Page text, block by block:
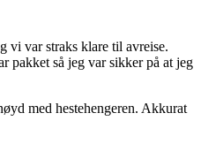
vi var straks klare til avreise.
pakket så jeg var sikker på at jeg
med hestehengeren. Akkurat